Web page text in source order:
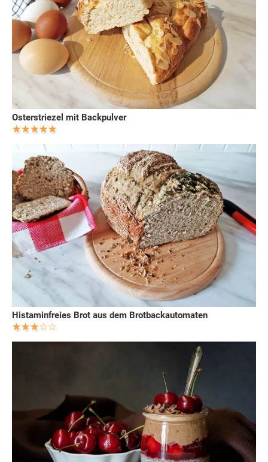
Osterstriezel mit Backpulver
Histaminfreies Brot aus dem Brotbackautomaten